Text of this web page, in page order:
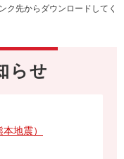
ク先からダウンロードしてく
らせ
地震）